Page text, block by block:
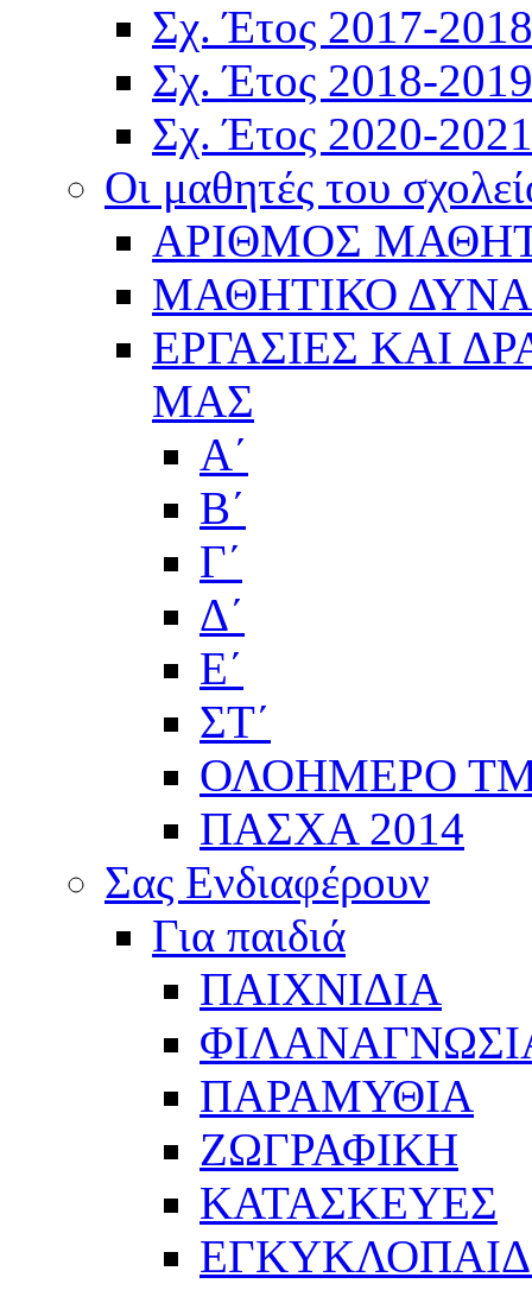
Σχ. Έτος 2017-2018
Σχ. Έτος 2018-2019
Σχ. Έτος 2020-2021
Οι μαθητές του
ΑΡΙΘΜΟΣ
ΜΑΘΗΤΙΚΟ
ΕΡΓΑΣΙΕΣ ΚΑΙ
ΜΑΣ
Α΄
Β΄
Γ΄
Δ΄
Ε΄
ΣΤ΄
ΟΛΟΗΜΕΡΟ
ΠΑΣΧΑ 2014
Σας Ενδιαφέρουν
Για παιδιά
ΠΑΙΧΝΙΔΙΑ
ΠΑΡΑΜΥΘΙΑ
ΖΩΓΡΑΦΙΚΗ
ΚΑΤΑΣΚΕΥΕΣ